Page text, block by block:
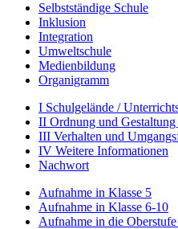
Selbstständige Schule
Inklusion
Integration
Umweltschule
Medienbildung
Organigramm
I Schulgelände /
II Ordnung und
III Verhalten und
IV Weitere Informationen
Nachwort
Aufnahme in Klasse 5
Aufnahme in Klasse 6-10
Aufnahme in die